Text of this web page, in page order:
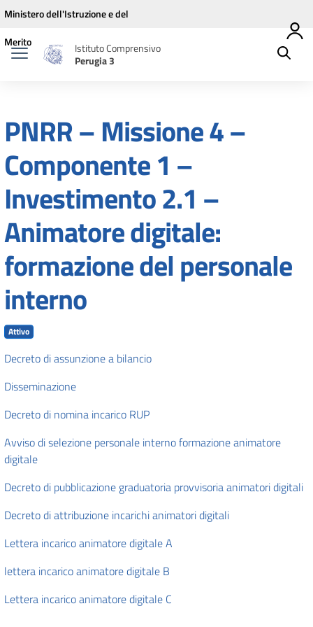
Vai ai contenuti
Vai al menu di navigazione
Vai al footer
Ministero dell'Istruzione e del
Merito
Istituto Comprensivo
Perugia 3
PNRR – Missione 4 –
Componente 1 –
Investimento 2.1 –
Animatore digitale:
formazione del personale
interno
Attivo
Decreto di assunzione a bilancio
Disseminazione
Decreto di nomina incarico RUP
Avviso di selezione personale interno formazione animatore
digitale
Decreto di pubblicazione graduatoria provvisoria animatori digitali
Decreto di attribuzione incarichi animatori digitali
Lettera incarico animatore digitale A
lettera incarico animatore digitale B
Lettera incarico animatore digitale C